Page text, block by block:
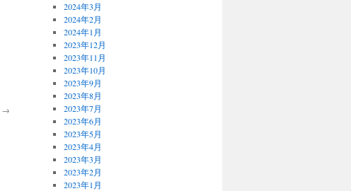
→
2024年3月
2024年2月
2024年1月
2023年12月
2023年11月
2023年10月
2023年9月
2023年8月
2023年7月
2023年6月
2023年5月
2023年4月
2023年3月
2023年2月
2023年1月